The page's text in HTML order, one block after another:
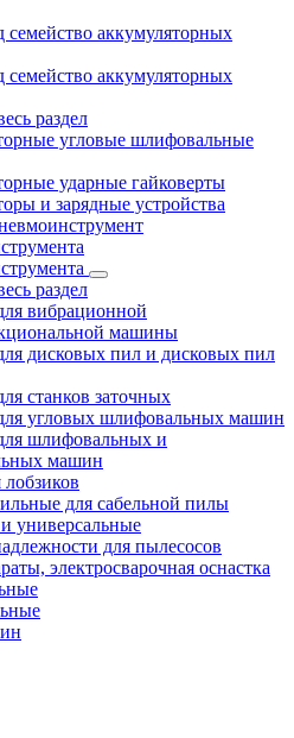
семейство аккумуляторных
семейство аккумуляторных
раздел
угловые шлифовальные
ударные гайковерты
и зарядные устройства
раздел
вибрационной
машины
дисковых пил и дисковых пил
станков заточных
угловых шлифовальных машин
шлифовальных и
машин
для сабельной пилы
универсальные
для пылесосов
электросварочная оснастка